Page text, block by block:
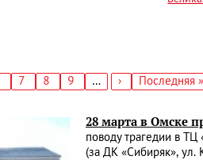
Страница
7 Страница
8 Страница
9 …
Следующая
›
Последняя
Последняя »
28 марта в Омске
поводу трагедии в
(за ДК «Сибиряк»,